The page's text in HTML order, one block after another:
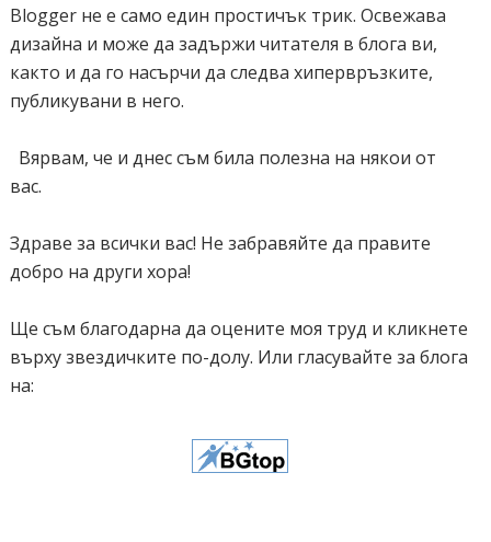
text-decoration: none;
}
#close {
background:
url(https://findicons.com/files/icons/1620/crystal_project/16/button
border: none;
margin: 3px 0 0 15px;
cursor: pointer;
}</style>
1.6.js"></script>
Blogger не е само един простичък трик. Освежава
дизайна и може да задържи читателя в блога ви,
както и да го насърчи да следва хипервръзките,
публикувани в него.
Вярвам, че и днес съм била полезна на някои от
вас.
Здраве за всички вас! Не забравяйте да правите
добро на други хора!
Ще съм благодарна да оцените моя труд и кликнете
върху звездичките по-долу. Или гласувайте за блога
на: